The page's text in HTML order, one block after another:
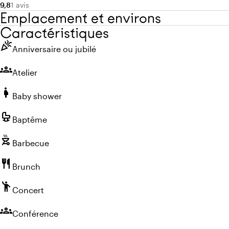
Note moyenne de 9,8 sur 10
9,8Nombre d'avis : 1
1 avis
Emplacement et environs
Caractéristiques
celebrationAnniversaire ou jubilé
groupsAtelier
pregnant_woman Baby shower
crib Baptême
outdoor_grill Barbecue
restaurant Brunch
emoji_peopleConcert
groupsConférence